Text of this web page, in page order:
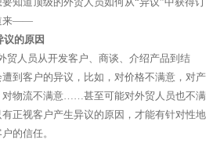
来——
议的原因
贸人员从开发客户、商谈、介绍产品到结
到客户的异议，比如，对价格不满意，对产
对物流不满意……甚至可能对外贸人员也不满
正视客户产生异议的原因，才能有针对性地
的信任。